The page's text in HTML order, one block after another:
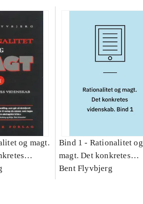
og magt.
Bind 1 - Rationalitet og
magt. Det konkretes
videnskab. Bind 1
Bent Flyvbjerg